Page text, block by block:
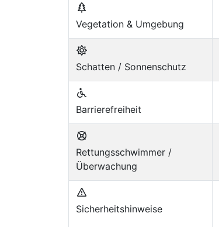
Vegetation & Umgebung
Schatten / Sonnenschutz
Barrierefreiheit
Rettungsschwimmer /
Überwachung
Sicherheitshinweise